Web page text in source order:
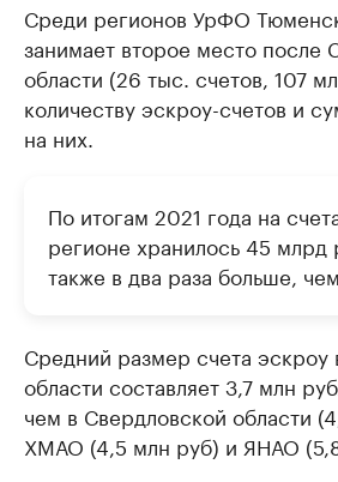
Среди регионов УрФО
занимает второе место после
области (26 тыс. счетов, 107
количеству эскроу-счетов и
на них.
По итогам 2021 года на
регионе хранилось 45 млрд
также в два раза больше,
Средний размер счета
области составляет 3,7 млн
чем в Свердловской области
ХМАО (4,5 млн руб) и ЯНАО